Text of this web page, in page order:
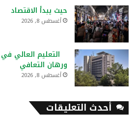
حيث يبدأ الاقتصاد
أغسطس 8, 2026
التعليم العالي
ورهان التعافي
أغسطس 8, 2026
أحدث التعليقات